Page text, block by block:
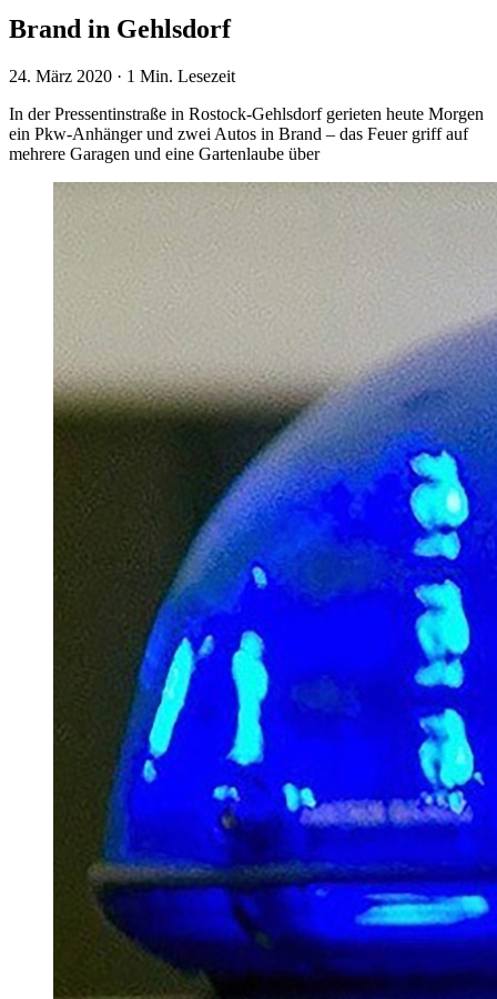
Brand in Gehlsdorf
24. März 2020 · 1 Min. Lesezeit
In der Pressentinstraße in Rostock-Gehlsdorf gerieten heute Morgen
ein Pkw-Anhänger und zwei Autos in Brand – das Feuer griff auf
mehrere Garagen und eine Gartenlaube über